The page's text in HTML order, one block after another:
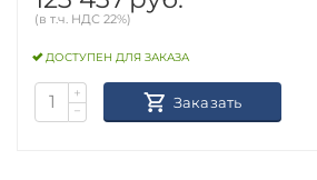
(в т.ч. НДС 22%)
ДОСТУПЕН ДЛЯ ЗАКАЗА
+
−
Заказать